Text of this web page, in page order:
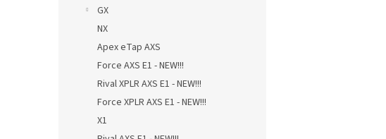
GX
NX
Apex eTap AXS
Force AXS E1 - NEW!!!
Rival XPLR AXS E1 - NEW!!!
Force XPLR AXS E1 - NEW!!!
X1